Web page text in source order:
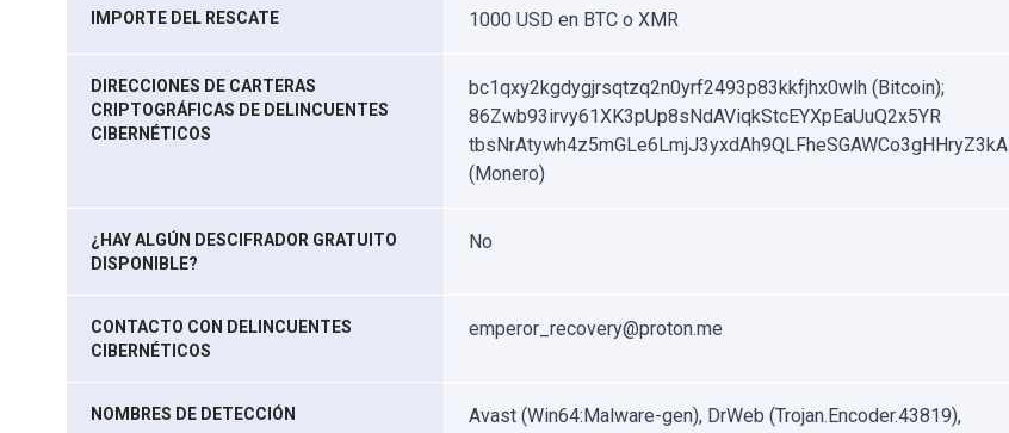
IMPORTE DEL RESCATE 1000 USD en BTC o XMR
DIRECCIONES DE CARTERAS
CRIPTOGRÁFICAS DE DELINCUENTES
CIBERNÉTICOS
bc1qxy2kgdygjrsqtzq2n0yrf2493p83kkfjhx0wlh (Bitcoin);
86Zwb93irvy61XK3pUp8sNdAViqkStcEYXpEaUuQ2x5YR
tbsNrAtywh4z5mGLe6LmjJ3yxdAh9QLFheSGAWCo3gHHryZ3kA
(Monero)
¿HAY ALGÚN DESCIFRADOR GRATUITO
DISPONIBLE?
No
CONTACTO CON DELINCUENTES
CIBERNÉTICOS
emperor_recovery@proton.me
NOMBRES DE DETECCIÓN Avast (Win64:Malware-gen), DrWeb (Trojan.Encoder.43819),